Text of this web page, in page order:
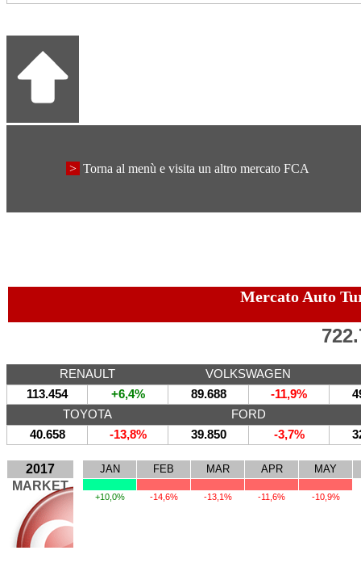
> Torna al menù e visita un altro mercato FCA
Mercato Auto
RENAULT
VOLKSWAGEN
113.454
+6,4% 89.688 -11,9%
TOYOTA
FORD
40.658
-13,8% 39.850 -3,7%
2017 JAN FEB MAR APR MAY
MARKET
+10,0% -14,6% -13,1% -11,6% -10,9%